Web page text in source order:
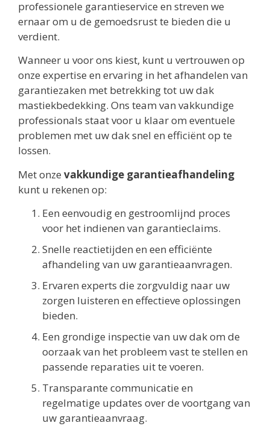
professionele garantieservice en streven we
ernaar om u de gemoedsrust te bieden die u
verdient.
Wanneer u voor ons kiest, kunt u vertrouwen op
onze expertise en ervaring in het afhandelen van
garantiezaken met betrekking tot uw dak
mastiekbedekking. Ons team van vakkundige
professionals staat voor u klaar om eventuele
problemen met uw dak snel en efficiënt op te
lossen.
Met onze vakkundige garantieafhandeling
kunt u rekenen op:
Een eenvoudig en gestroomlijnd proces
voor het indienen van garantieclaims.
Snelle reactietijden en een efficiënte
afhandeling van uw garantieaanvragen.
Ervaren experts die zorgvuldig naar uw
zorgen luisteren en effectieve oplossingen
bieden.
Een grondige inspectie van uw dak om de
oorzaak van het probleem vast te stellen en
passende reparaties uit te voeren.
Transparante communicatie en
regelmatige updates over de voortgang van
uw garantieaanvraag.